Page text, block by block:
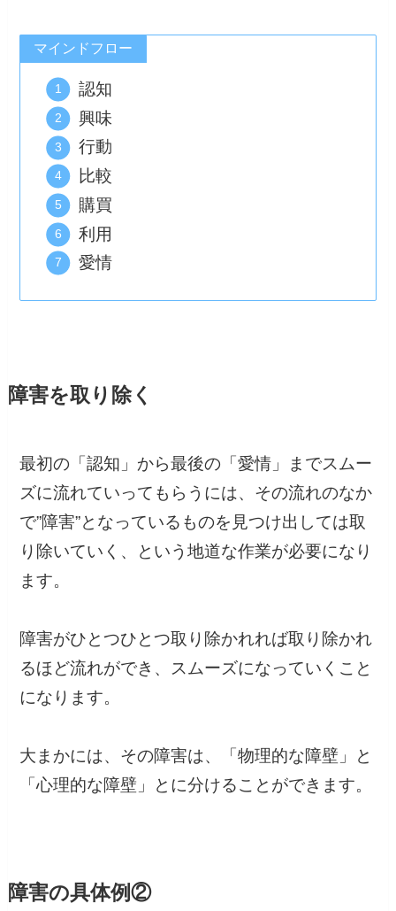
マインドフロー
認知
興味
行動
比較
購買
利用
愛情
障害を取り除く
最初の「認知」から最後の「愛情」までスムー
ズに流れていってもらうには、その流れのなか
で”障害”となっているものを見つけ出しては取
り除いていく、という地道な作業が必要になり
ます。
障害がひとつひとつ取り除かれれば取り除かれ
るほど流れができ、スムーズになっていくこと
になります。
大まかには、その障害は、「物理的な障壁」と
「心理的な障壁」とに分けることができます。
障害の具体例②